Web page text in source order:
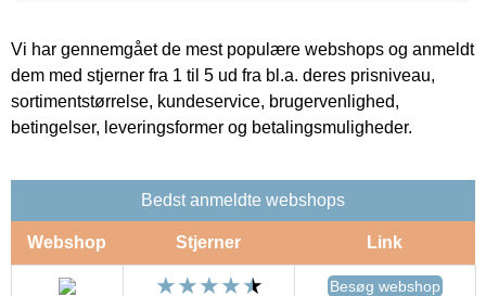
Vi har gennemgået de mest populære webshops og anmeldt
dem med stjerner fra 1 til 5 ud fra bl.a. deres prisniveau,
sortimentstørrelse, kundeservice, brugervenlighed,
betingelser, leveringsformer og betalingsmuligheder.
Bedst anmeldte webshops
Webshop Stjerner Link
Besøg webshop